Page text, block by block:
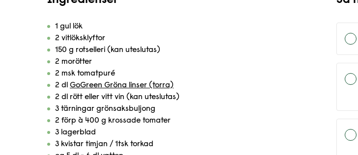
1 gul lök
2 vitlöksklyftor
150 g rotselleri (kan uteslutas)
2 morötter
2 msk tomatpuré
2 dl GoGreen Gröna linser (torra)
2 dl rött eller vitt vin (kan uteslutas)
3 tärningar grönsaksbuljong
2 förp à 400 g krossade tomater
3 lagerblad
3 kvistar timjan / 1tsk torkad